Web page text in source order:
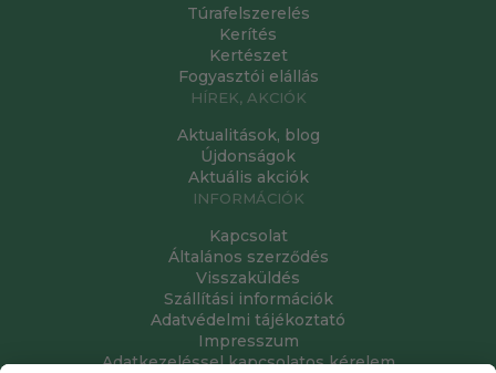
Túrafelszerelés
Kerítés
Kertészet
Fogyasztói elállás
HÍREK, AKCIÓK
Aktualitások, blog
Újdonságok
Aktuális akciók
INFORMÁCIÓK
Kapcsolat
Általános szerződés
Visszaküldés
Szállítási információk
Adatvédelmi tájékoztató
Impresszum
Adatkezeléssel kapcsolatos kérelem